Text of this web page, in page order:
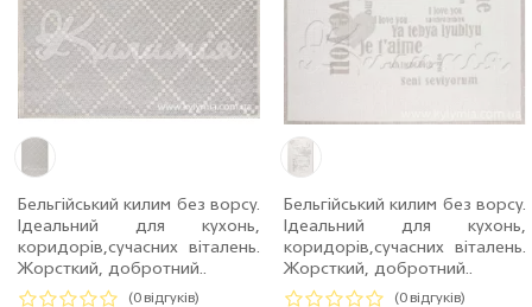
Бельгійський килим без ворсу.
Ідеальний для кухонь,
коридорів,сучасних віталень.
Жорсткий, добротний..
(0 відгуків)
Бельгійський килим без ворсу.
Ідеальний для кухонь,
коридорів,сучасних віталень.
Жорсткий, добротний..
(0 відгуків)